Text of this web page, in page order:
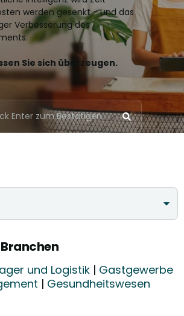
werden gesenkt - und das
Verbesserung des
Sie sich überzeugen.
und Logistik | Gastgewerbe
| Gesundheitswesen